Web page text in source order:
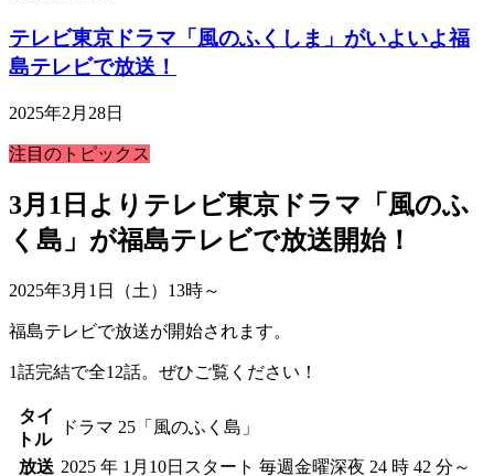
テレビ東京ドラマ「風のふくしま」がいよいよ福
島テレビで放送！
2025年2月28日
注目のトピックス
3月1日よりテレビ東京ドラマ「風のふ
く島」が福島テレビで放送開始！
2025年3月1日（土）13時～
福島テレビで放送が開始されます。
1話完結で全12話。ぜひご覧ください！
タイ
トル
ドラマ 25「風のふく島」
放送 2025 年 1⽉10⽇スタート 毎週⾦曜深夜 24 時 42 分～